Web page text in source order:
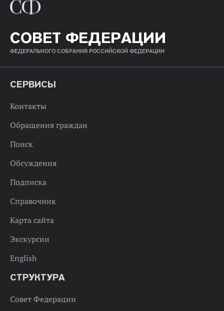
СОВЕТ ФЕДЕРАЦИИ
ФЕДЕРАЛЬНОГО СОБРАНИЯ РОССИЙСКОЙ ФЕДЕРАЦИИ
СЕРВИСЫ
Контакты
Обращения граждан
Поиск
Обсуждения
Подписка
Справочник
Карта сайта
Экскурсии
English
СТРУКТУРА
Совет Федерации